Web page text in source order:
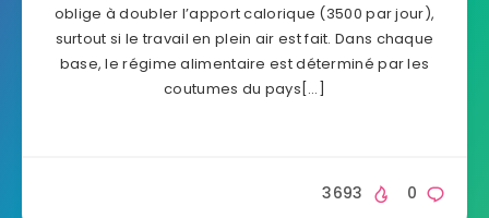
oblige à doubler l’apport calorique (3500 par jour),
surtout si le travail en plein air est fait. Dans chaque
base, le régime alimentaire est déterminé par les
coutumes du pays[…]
0
3693